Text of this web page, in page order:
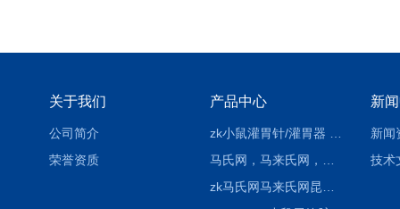
关于我们
公司简介
荣誉资质
产品中心 新
新闻
技术